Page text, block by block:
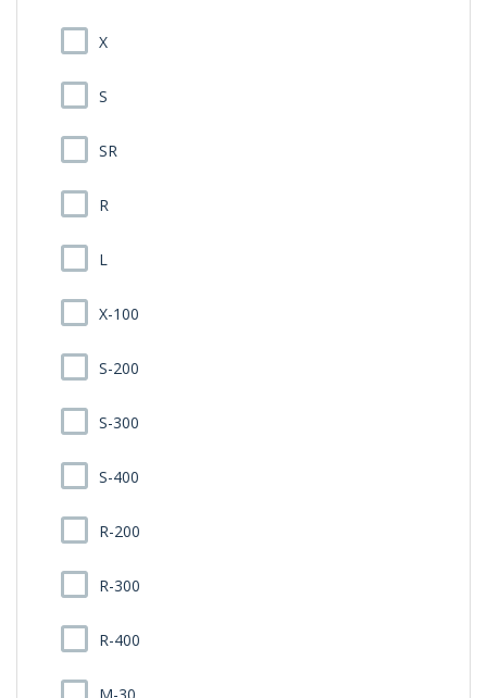
X
S
SR
R
L
X-100
S-200
S-300
S-400
R-200
R-300
R-400